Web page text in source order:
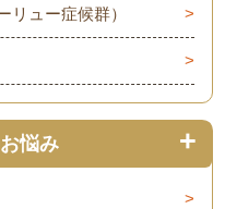
リュー症候群）
悩み